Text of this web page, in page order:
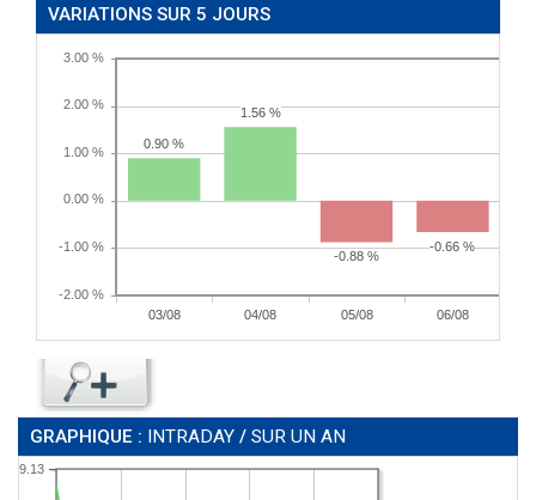
VARIATIONS SUR 5 JOURS
GRAPHIQUE : INTRADAY / SUR UN AN
9.13